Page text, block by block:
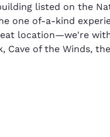
listed on the
one of-a-kind
location—we're
Cave of the Winds,